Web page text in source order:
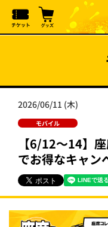
2026/06/11 (木)
モバイル
【6/12～14】
でお得なキャ